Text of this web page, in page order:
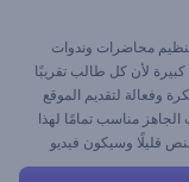
محاضرات وندوات
لأن كل طالب تقريبًا
وفعالة لتقديم الموقع
مناسب تمامًا لهذا
قليلًا وسيكون فيديو
مع محتوى رائع.